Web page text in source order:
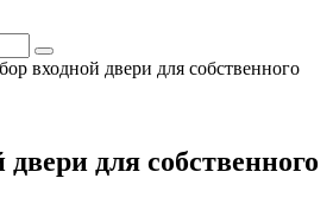
входной двери для собственного
для собственного